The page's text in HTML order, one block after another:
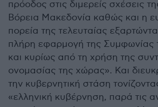
πρόοδος στις διμερείς σχέσεις
Βόρεια Μακεδονία καθώς και η
πορεία της τελευταίας
πλήρη εφαρμογή της
και κυρίως από τη χρήση της
ονομασίας της χώρας». Και
την κυβερνητική στάση
«ελληνική κυβέρνηση, παρά τις